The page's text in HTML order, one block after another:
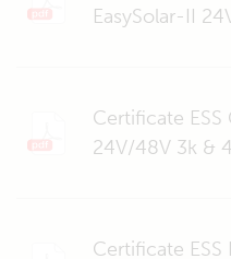
EasySolar-II
Certificate
24V/48V 3k &
Certificate